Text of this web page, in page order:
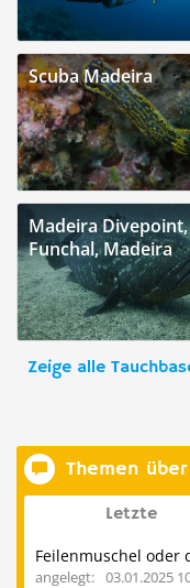
Scuba Madeira
Madeira Divepoint,
Funchal, Madeira
Zeige alle
Themen über
Letzte
Feilenmuschel oder
angelegt: 03.01.2025